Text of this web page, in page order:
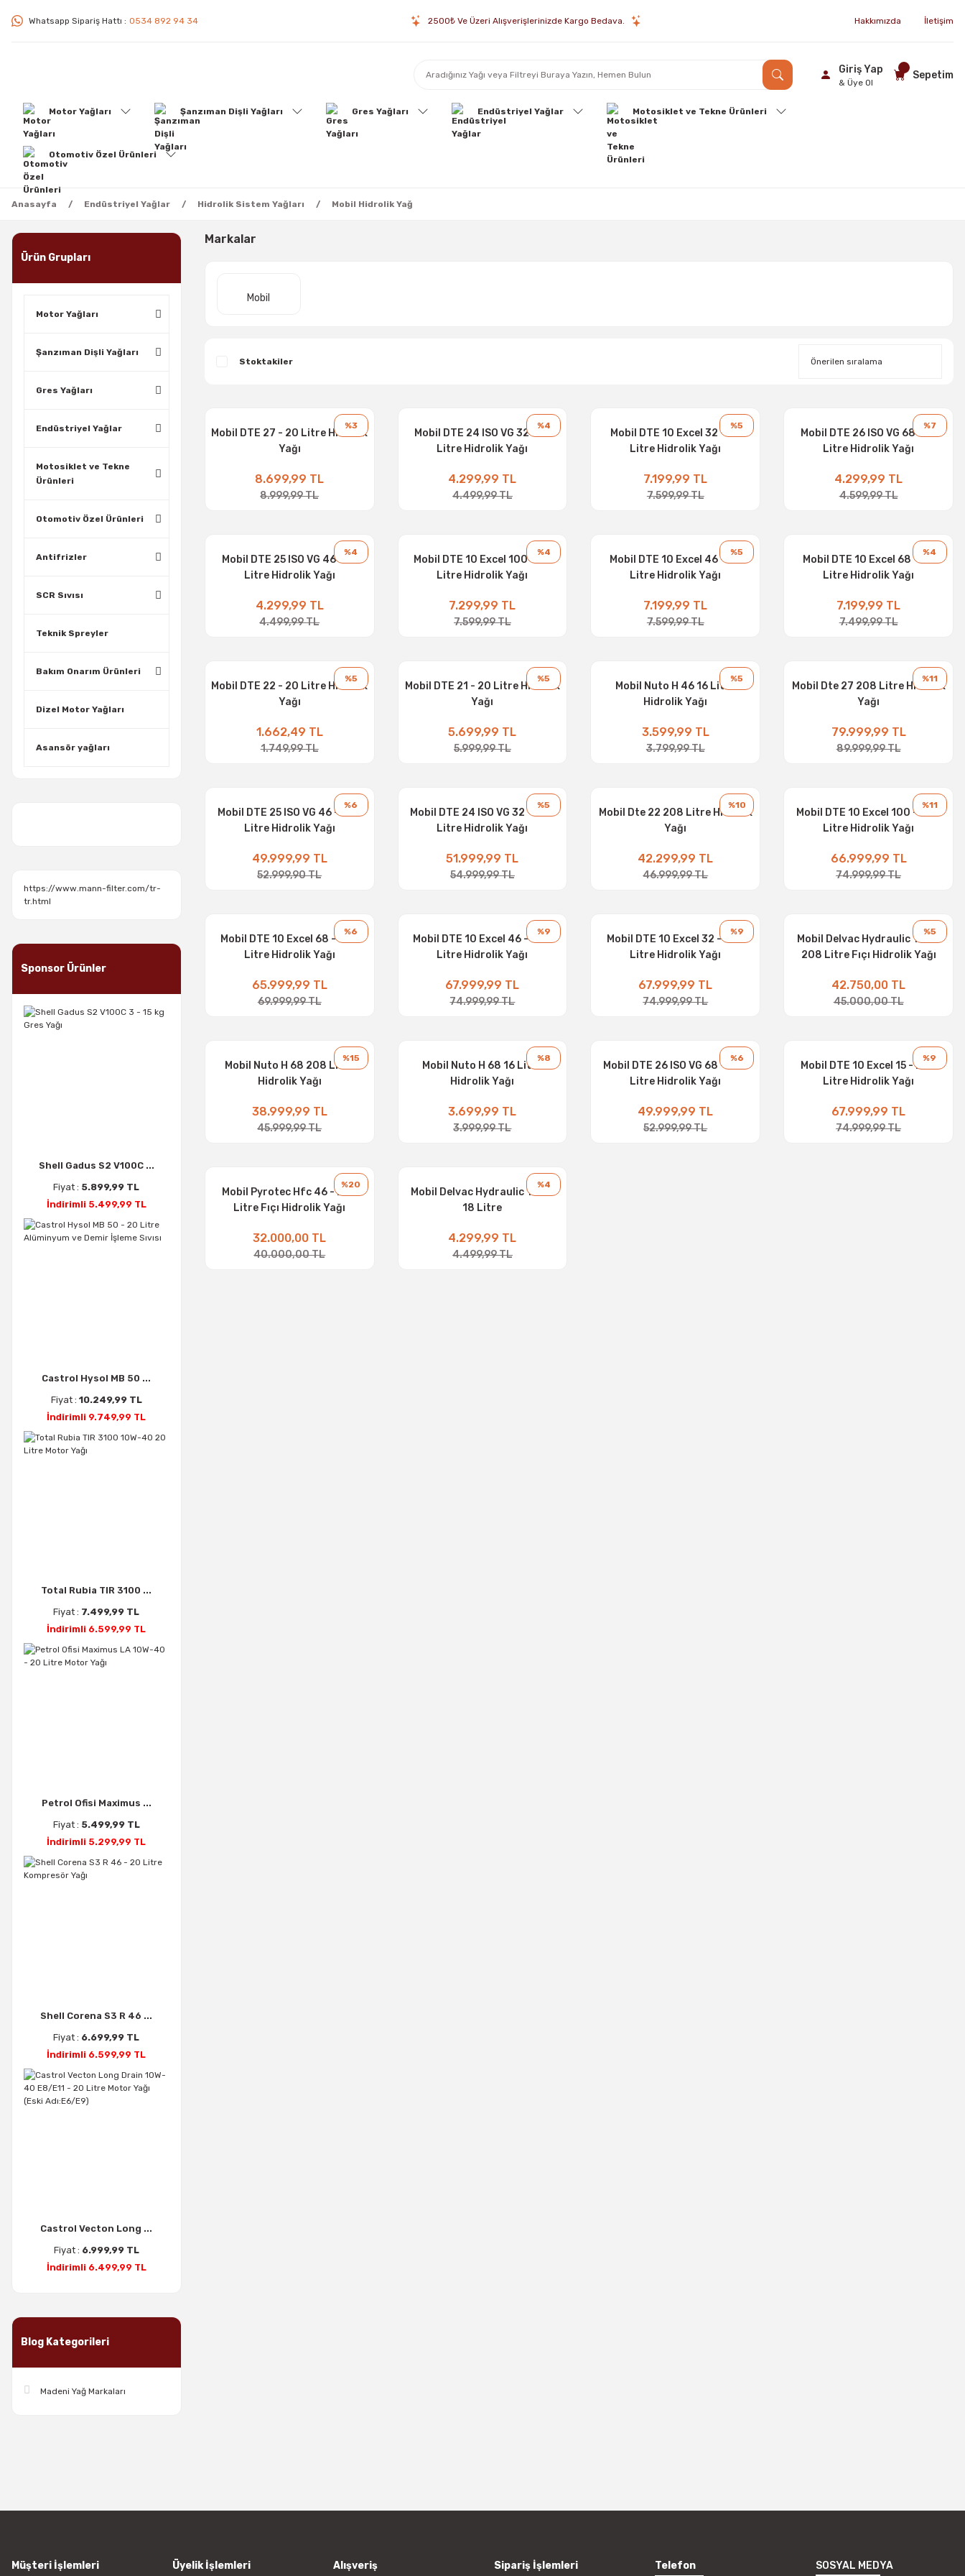
Whatsapp Sipariş Hattı : 0534 892 94 34 2500₺ Ve Üzeri Alışverişlerinizde Kargo Bedava. Hakkımızda İletişim
Giriş Yap
& Üye Ol
Sepetim
Motor Yağları Şanzıman Dişli Yağları Gres Yağları Endüstriyel Yağlar Motosiklet ve Tekne Ürünleri
Otomotiv Özel Ürünleri
Anasayfa Endüstriyel Yağlar Hidrolik Sistem Yağları Mobil Hidrolik Yağ
Ürün Grupları
Motor Yağları
Şanzıman Dişli Yağları
Gres Yağları
Endüstriyel Yağlar
Motosiklet ve Tekne
Ürünleri
Otomotiv Özel Ürünleri
Antifrizler
SCR Sıvısı
Teknik Spreyler
Bakım Onarım Ürünleri
Dizel Motor Yağları
Asansör yağları
https://www.mann-filter.com/tr-
tr.html
Sponsor Ürünler
Shell Gadus S2 V100C ...
Fiyat : 5.899,99 TL
İndirimli 5.499,99 TL
Castrol Hysol MB 50 ...
Fiyat : 10.249,99 TL
İndirimli 9.749,99 TL
Total Rubia TIR 3100 ...
Fiyat : 7.499,99 TL
İndirimli 6.599,99 TL
Petrol Ofisi Maximus ...
Fiyat : 5.499,99 TL
İndirimli 5.299,99 TL
Shell Corena S3 R 46 ...
Fiyat : 6.699,99 TL
İndirimli 6.599,99 TL
Castrol Vecton Long ...
Fiyat : 6.999,99 TL
İndirimli 6.499,99 TL
Blog Kategorileri
Madeni Yağ Markaları
Markalar
Mobil
Stoktakiler
%3
Mobil DTE 27 - 20 Litre Hidrolik
Yağı
8.699,99 TL
8.999,99 TL
%4
Mobil DTE 24 ISO VG 32 - 16
Litre Hidrolik Yağı
4.299,99 TL
4.499,99 TL
%5
Mobil DTE 10 Excel 32 - 20
Litre Hidrolik Yağı
7.199,99 TL
7.599,99 TL
%7
Mobil DTE 26 ISO VG 68 - 16
Litre Hidrolik Yağı
4.299,99 TL
4.599,99 TL
%4
Mobil DTE 25 ISO VG 46 - 16
Litre Hidrolik Yağı
4.299,99 TL
4.499,99 TL
%4
Mobil DTE 10 Excel 100 - 20
Litre Hidrolik Yağı
7.299,99 TL
7.599,99 TL
%5
Mobil DTE 10 Excel 46 - 20
Litre Hidrolik Yağı
7.199,99 TL
7.599,99 TL
%4
Mobil DTE 10 Excel 68 - 20
Litre Hidrolik Yağı
7.199,99 TL
7.499,99 TL
%5
Mobil DTE 22 - 20 Litre Hidrolik
Yağı
1.662,49 TL
1.749,99 TL
%5
Mobil DTE 21 - 20 Litre Hidrolik
Yağı
5.699,99 TL
5.999,99 TL
%5
Mobil Nuto H 46 16 Litre
Hidrolik Yağı
3.599,99 TL
3.799,99 TL
%11
Mobil Dte 27 208 Litre Hidrolik
Yağı
79.999,99 TL
89.999,99 TL
%6
Mobil DTE 25 ISO VG 46 - 208
Litre Hidrolik Yağı
49.999,99 TL
52.999,90 TL
%5
Mobil DTE 24 ISO VG 32 - 208
Litre Hidrolik Yağı
51.999,99 TL
54.999,99 TL
%10
Mobil Dte 22 208 Litre Hidrolik
Yağı
42.299,99 TL
46.999,99 TL
%11
Mobil DTE 10 Excel 100 - 208
Litre Hidrolik Yağı
66.999,99 TL
74.999,99 TL
%6
Mobil DTE 10 Excel 68 - 208
Litre Hidrolik Yağı
65.999,99 TL
69.999,99 TL
%9
Mobil DTE 10 Excel 46 - 208
Litre Hidrolik Yağı
67.999,99 TL
74.999,99 TL
%9
Mobil DTE 10 Excel 32 - 208
Litre Hidrolik Yağı
67.999,99 TL
74.999,99 TL
%5
Mobil Delvac Hydraulic 10W -
208 Litre Fıçı Hidrolik Yağı
42.750,00 TL
45.000,00 TL
%15
Mobil Nuto H 68 208 Litre
Hidrolik Yağı
38.999,99 TL
45.999,99 TL
%8
Mobil Nuto H 68 16 Litre
Hidrolik Yağı
3.699,99 TL
3.999,99 TL
%6
Mobil DTE 26 ISO VG 68 - 208
Litre Hidrolik Yağı
49.999,99 TL
52.999,99 TL
%9
Mobil DTE 10 Excel 15 - 208
Litre Hidrolik Yağı
67.999,99 TL
74.999,99 TL
%20
Mobil Pyrotec Hfc 46 - 208
Litre Fıçı Hidrolik Yağı
32.000,00 TL
40.000,00 TL
%4
Mobil Delvac Hydraulic 10W -
18 Litre
4.299,99 TL
4.499,99 TL
Müşteri İşlemleri Üyelik İşlemleri Alışveriş Sipariş İşlemleri Telefon SOSYAL MEDYA